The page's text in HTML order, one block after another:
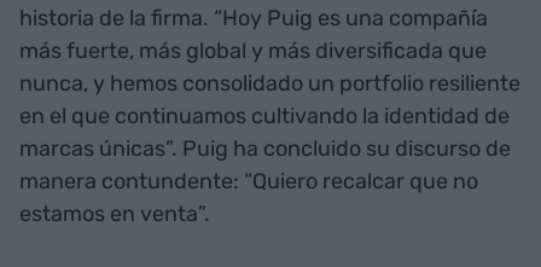
historia de la firma. “Hoy Puig es una compañía
más fuerte, más global y más diversificada que
nunca, y hemos consolidado un portfolio resiliente
en el que continuamos cultivando la identidad de
marcas únicas”. Puig ha concluido su discurso de
manera contundente: “Quiero recalcar que no
estamos en venta”.